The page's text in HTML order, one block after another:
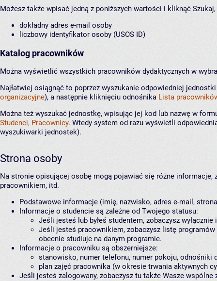
Możesz także wpisać jedną z poniższych wartości i kliknąć
dokładny adres e-mail osoby
liczbowy identyfikator osoby (USOS ID)
Katalog pracowników
Można wyświetlić wszystkich pracowników dydaktycznych w
Najłatwiej osiągnąć to poprzez wyszukanie odpowiedniej
organizacyjne), a następnie kliknięciu odnośnika Lista
Można też wyszukać jednostkę, wpisując jej kod lub nazwę w
Studenci, Pracownicy. Wtedy system od razu wyświetli
wyszukiwarki jednostek).
Strona osoby
Na stronie opisującej osobę mogą pojawiać się różne
pracownikiem, itd.
Podstawowe informacje (imię, nazwisko, adres e-mail,
Informacje o studencie są zależne od Twojego statusu:
Jeśli jesteś lub byłeś studentem, zobaczysz
Jeśli jesteś pracownikiem, zobaczysz listę
obecnie studiuje na danym programie.
Informacje o pracowniku są obszerniejsze:
stanowisko, numer telefonu, numer pokoju, odnośniki
plan zajęć pracownika (w okresie trwania aktywnych
Jeśli jesteś zalogowany, zobaczysz tu także Wasze wspólne